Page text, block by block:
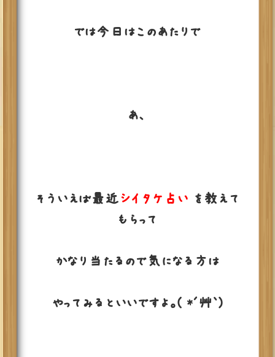
では今日はこのあたりで
あ、
そういえば最近シイタケ占い を教えて
もらって
かなり当たるので気になる方は
やってみるといいですよ。( *´艸｀)